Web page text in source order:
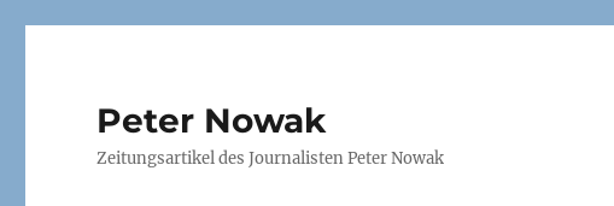
Peter Nowak
Zeitungsartikel des Journalisten Peter Nowak